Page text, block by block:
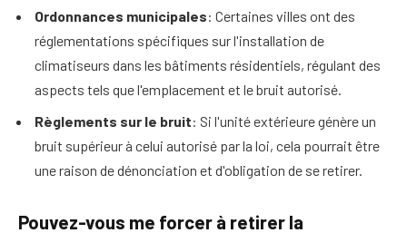
Ordonnances municipales: Certaines villes ont des
réglementations spécifiques sur l'installation de
climatiseurs dans les bâtiments résidentiels, régulant des
aspects tels que l'emplacement et le bruit autorisé.
Règlements sur le bruit: Si l'unité extérieure génère un
bruit supérieur à celui autorisé par la loi, cela pourrait être
une raison de dénonciation et d'obligation de se retirer.
Pouvez-vous me forcer à retirer la